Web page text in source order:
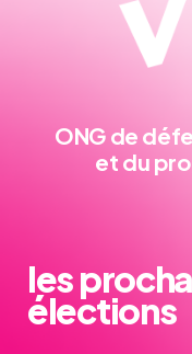
ONG de
et du
les
élections